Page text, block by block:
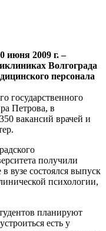
2009 г. –
Волгограда
персонала
государственного
Петрова, в
вакансий врачей и
получили
вузе состоялся выпуск
психологии,
планируют
есть у